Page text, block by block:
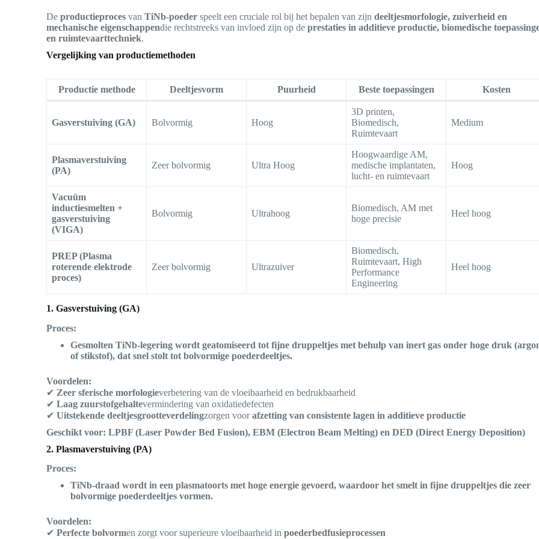
Deproductieproces vanTiNb-poeder speelt een cruciale rol bij het bepalen van zijndeeltjesmorfologie, zuiverheid en
mechanische eigenschappendie rechtstreeks van invloed zijn op deprestaties in additieve productie, biomedische
en ruimtevaarttechniek.
Vergelijking van productiemethoden
Productie methode Deeltjesvorm Puurheid Beste toepassingen Kosten
Gasverstuiving (GA) Bolvormig Hoog
3D printen,
Biomedisch,
Ruimtevaart
Medium
Plasmaverstuiving
(PA)
Zeer bolvormig Ultra Hoog
Hoogwaardige AM,
medische implantaten,
lucht- en ruimtevaart
Hoog
Vacuüm
inductiesmelten +
gasverstuiving
(VIGA)
Bolvormig Ultrahoog
Biomedisch, AM met
hoge precisie
Heel hoog
PREP (Plasma
roterende elektrode
proces)
Zeer bolvormig Ultrazuiver
Biomedisch,
Ruimtevaart, High
Performance
Engineering
Heel hoog
1. Gasverstuiving (GA)
Proces:
Gesmolten TiNb-legering wordt geatomiseerd tot fijne druppeltjes met behulp van inert gas onder hoge druk
of stikstof), dat snel stolt tot bolvormige poederdeeltjes.
Voordelen:
✔ Zeer sferische morfologieverbetering van de vloeibaarheid en bedrukbaarheid
✔Laag zuurstofgehaltevermindering van oxidatiedefecten
✔Uitstekende deeltjesgrootteverdelingzorgen voorafzetting van consistente lagen in additieve productie
Geschikt voor: LPBF (Laser Powder Bed Fusion), EBM (Electron Beam Melting) en DED (Direct Energy Deposition)
2. Plasmaverstuiving (PA)
Proces:
TiNb-draad wordt in een plasmatoorts met hoge energie gevoerd, waardoor het smelt in fijne druppeltjes die zeer
bolvormige poederdeeltjes vormen.
Voordelen:
✔Perfecte bolvormen zorgt voor superieure vloeibaarheid inpoederbedfusieprocessen